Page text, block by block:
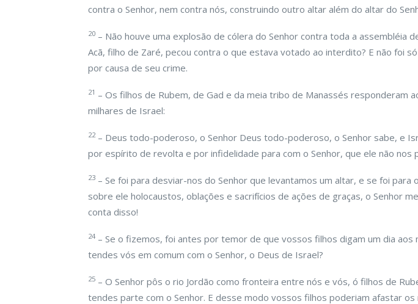
contra o Senhor, nem contra nós, construindo outro altar além do altar do
20 – Não houve uma explosão de cólera do Senhor contra toda a assembléia
Acã, filho de Zaré, pecou contra o que estava votado ao interdito? E não foi
por causa de seu crime.
21 – Os filhos de Rubem, de Gad e da meia tribo de Manassés responderam
milhares de Israel:
22– Deus todo-poderoso, o Senhor Deus todo-poderoso, o Senhor sabe, e
por espírito de revolta e por infidelidade para com o Senhor, que ele não nos
23 – Se foi para desviar-nos do Senhor que levantamos um altar, e se foi para
sobre ele holocaustos, oblações e sacrifícios de ações de graças, o Senhor
conta disso!
24 – Se o fizemos, foi antes por temor de que vossos filhos digam um dia aos
tendes vós em comum com o Senhor, o Deus de Israel?
25 – O Senhor pôs o rio Jordão como fronteira entre nós e vós, ó filhos de
tendes parte com o Senhor. E desse modo vossos filhos poderiam afastar os